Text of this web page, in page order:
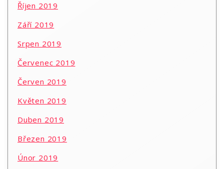
Říjen 2019
Září 2019
Srpen 2019
Červenec 2019
Červen 2019
Květen 2019
Duben 2019
Březen 2019
Únor 2019